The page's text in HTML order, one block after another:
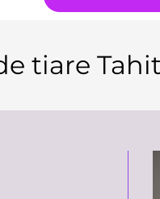
tiare